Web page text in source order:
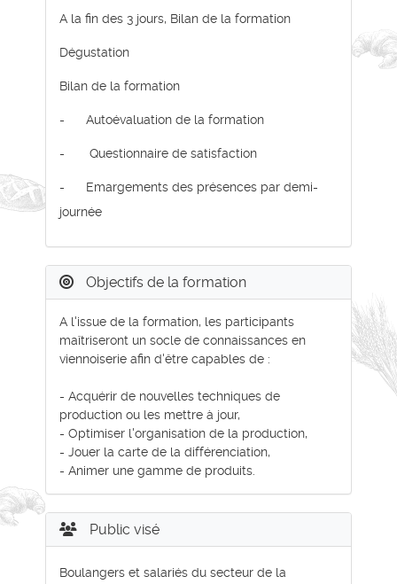
A la fin des 3 jours, Bilan de la formation
Dégustation
Bilan de la formation
- Autoévaluation de la formation
- Questionnaire de satisfaction
- Emargements des présences par demi-
journée
Objectifs de la formation
A l'issue de la formation, les participants
maîtriseront un socle de connaissances en
viennoiserie afin d'être capables de :
- Acquérir de nouvelles techniques de
production ou les mettre à jour,
- Optimiser l'organisation de la production,
- Jouer la carte de la différenciation,
- Animer une gamme de produits.
Public visé
Boulangers et salariés du secteur de la